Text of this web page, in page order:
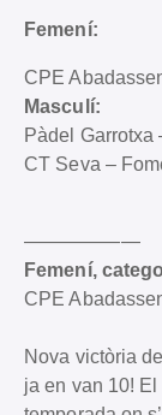
Femení:
CPE
Masculí:
Pàdel Garrotxa
CT Seva –
——————
Femení,
CPE
Nova victòria
ja en van 10!